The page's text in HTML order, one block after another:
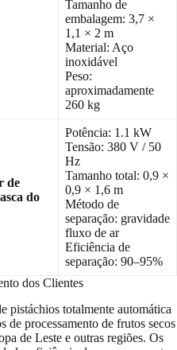
Tamanho de
embalagem: 3,7 ×
1,1 × 2 m
Material: Aço
inoxidável
Peso:
aproximadamente
260 kg
de
do
Potência: 1.1 kW
Tensão: 380 V / 50
Hz
Tamanho total: 0,9 ×
0,9 × 1,6 m
Método de
separação: gravidade
fluxo de ar
Eficiência de
separação: 90–95%
dos Clientes
pistáchios totalmente automática
de processamento de frutos secos
de Leste e outras regiões. Os